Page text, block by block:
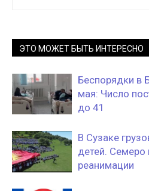
ЭТО МОЖЕТ БЫТЬ ИНТЕРЕСНО
Беспорядки в
мая: Число
до 41
В Сузаке
детей. Семеро
реанимации